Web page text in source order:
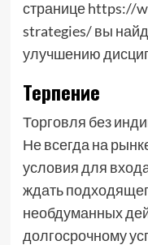
странице https://
strategies/ вы
улучшению
Терпение
Торговля без
Не всегда на
условия для
ждать
необдуманных
долгосрочному